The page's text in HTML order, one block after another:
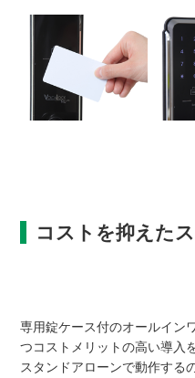
コストを抑えた
専用錠ケース付のオールイン
つコストメリットの高い導入
スタンドアローンで動作する